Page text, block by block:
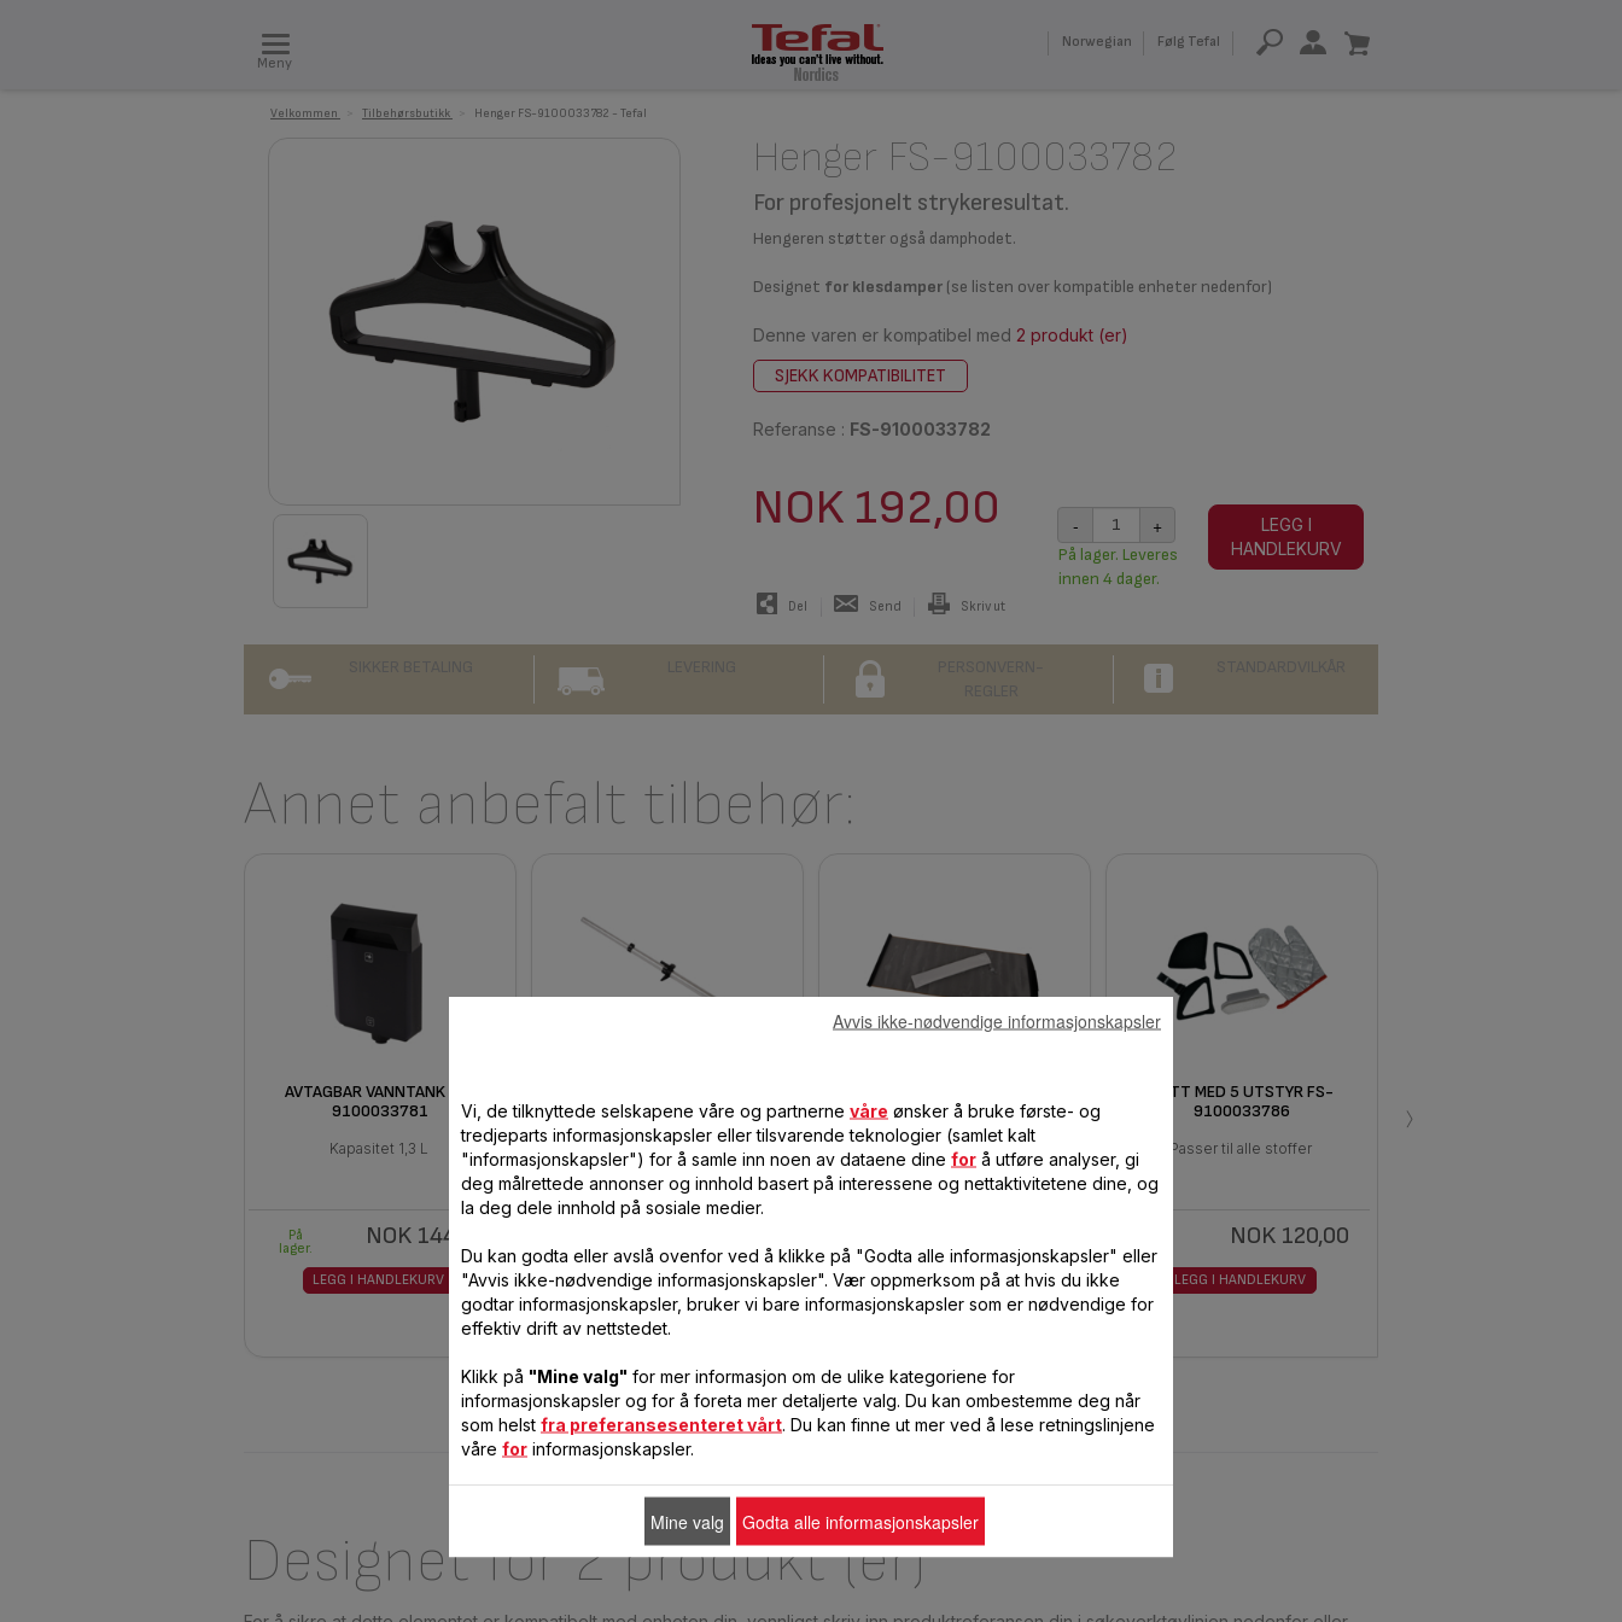
Meny
Norwegian Følg Tefal
Velkommen Tilbehørsbutikk Henger FS-9100033782 - Tefal
Henger FS-9100033782
For profesjonelt strykeresultat.
Hengeren støtter også damphodet.
Designet for klesdamper (se listen over kompatible enheter nedenfor)
Denne varen er kompatibel med 2 produkt (er)
SJEKK KOMPATIBILITET
Referanse : FS-9100033782
NOK 192,00 - +
På lager. Leveres
innen 4 dager.
LEGG I
HANDLEKURV
Del Send Skriv ut
Annet anbefalt tilbehør:
AVTAGBAR VANNTANK FS-
9100033781
Kapasitet 1,3 L
NOK 144,00
På
lager.
LEGG I HANDLEKURV
Enkel installasjon
lager.
LEGG I HANDLEKURV
Enkelt og raskt
lager.
LEGG I HANDLEKURV
SETT MED 5 UTSTYR FS-
9100033786
Passer til alle stoffer
NOK 120,00
lager.
LEGG I HANDLEKURV
›
Designet for 2 produkt (er)
Vi, de tilknyttede selskapene våre og partnerne våre ønsker å bruke første- og
tredjeparts informasjonskapsler eller tilsvarende teknologier (samlet kalt
"informasjonskapsler") for å samle inn noen av dataene dine for å utføre analyser, gi
deg målrettede annonser og innhold basert på interessene og nettaktivitetene dine, og
la deg dele innhold på sosiale medier.
Du kan godta eller avslå ovenfor ved å klikke på "Godta alle informasjonskapsler" eller
"Avvis ikke-nødvendige informasjonskapsler". Vær oppmerksom på at hvis du ikke
godtar informasjonskapsler, bruker vi bare informasjonskapsler som er nødvendige for
effektiv drift av nettstedet.
Klikk på "Mine valg" for mer informasjon om de ulike kategoriene for
informasjonskapsler og for å foreta mer detaljerte valg. Du kan ombestemme deg når
som helst fra preferansesenteret vårt . Du kan finne ut mer ved å lese retningslinjene
våre for informasjonskapsler.
Avvis ikke-nødvendige informasjonskapsler
Mine valg Godta alle informasjonskapsler